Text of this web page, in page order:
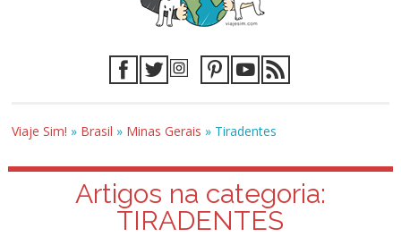
Viaje Sim! » Brasil » Minas Gerais » Tiradentes
Artigos na categoria:
TIRADENTES